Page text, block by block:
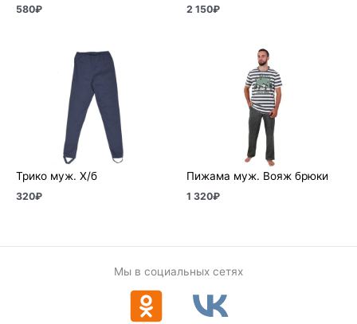
580₽ 2 150₽
Трико муж. Х/б
320₽
Пижама муж. Вояж брюки
1 320₽
Мы в социальных сетях